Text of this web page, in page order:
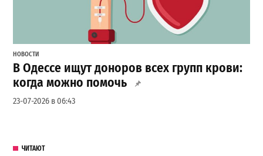
НОВОСТИ
В Одессе ищут доноров всех групп крови:
когда можно помочь
23-07-2026 в 06:43
ЧИТАЮТ